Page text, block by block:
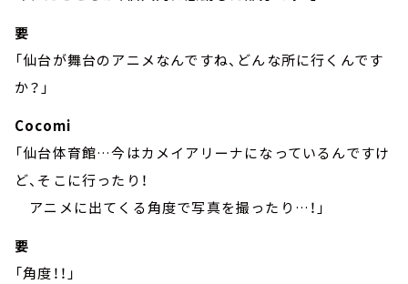
要
「仙台が舞台のアニメなんですね、どんな所に行くんです
か？」
Cocomi
「仙台体育館…今はカメイアリーナになっているんですけ
ど、そこに行ったり！
アニメに出てくる角度で写真を撮ったり…！」
要
「角度！！」